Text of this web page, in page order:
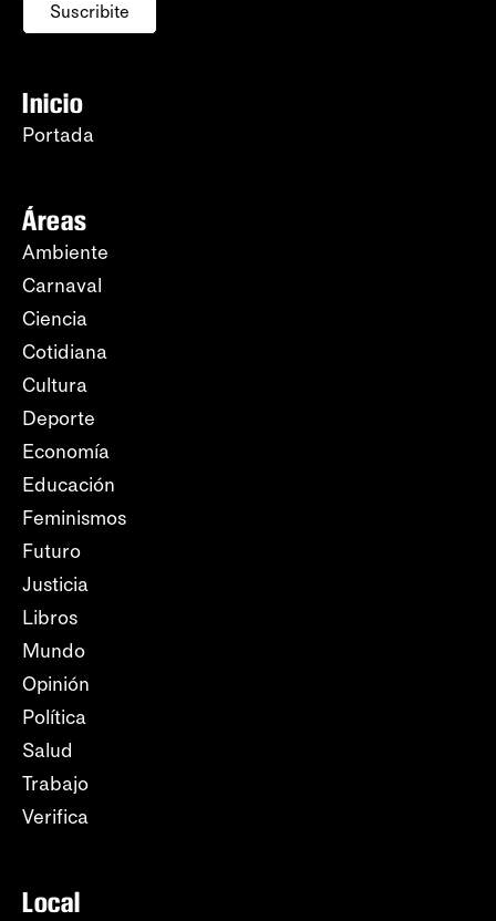
Suscribite
Inicio
Portada
Áreas
Ambiente
Carnaval
Ciencia
Cotidiana
Cultura
Deporte
Economía
Educación
Feminismos
Futuro
Justicia
Libros
Mundo
Opinión
Política
Salud
Trabajo
Verifica
Local